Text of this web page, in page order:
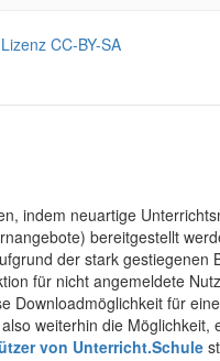
CC-BY-SA
indem neuartige
bereitgestellt
der stark gestiegenen
für nicht angemeldete
Downloadmöglichkeit für
weiterhin die Möglichkeit,
von Unterricht.Schule